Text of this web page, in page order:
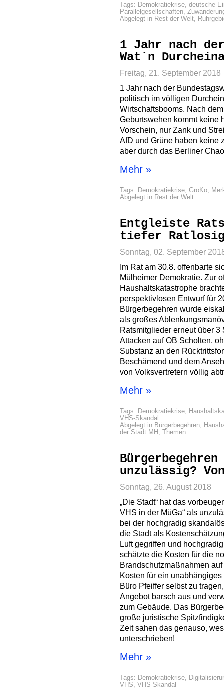
Tags: Demokratiekrise, deutsche
Parallelgesellschaften,
Abgelegt in Rest der Welt,
1 Jahr nach
Wat`n
Freitag, 21. September 2018
1 Jahr nach der
politisch im völligen
Wirtschaftsbooms. Nach
Geburtswehen kommt keine
Vorschein, nur Zank und
AfD und Grüne haben keine
aber durch das Berliner
Mehr »
Tags: Demokratiekrise, GroKo,
Abgelegt in Rest der Welt
Entgleiste
tiefer
Sonntag, 02. September
Im Rat am 30.8. offenbarte
Mülheimer Demokratie. Zur
Haushaltskatastrophe
perspektivlosen Entwurf für
Bürgerbegehren wurde
als großes
Ratsmitglieder erneut über
Attacken auf OB Scholten,
Substanz an den
Beschämend und dem
von Volksvertretern völlig
Mehr »
Tags: Demokratiekrise,
VHS-Skandal
Abgelegt in Bürgerbegehren,
der Stadt MH , Themen
unzulässig?
Sonntag, 26. August 2018
„Die Stadt“ hat das
VHS in der MüGa“ als
bei der hochgradig
die Stadt als
Luft gegriffen und
schätzte die Kosten für die
Brandschutzmaßnahmen
Kosten für ein
Büro Pfeiffer selbst zu
Angebot barsch aus und
zum Gebäude. Das
große juristische
Zeit sahen das genauso,
unterschrieben!
Mehr »
Tags: Demokratiekrise,
VHS, VHS-Skandal